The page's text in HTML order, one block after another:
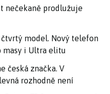
nečekaně prodlužuje
čtvrtý model. Nový telefon
masy i Ultra elitu
česká značka. V
rozhodně není